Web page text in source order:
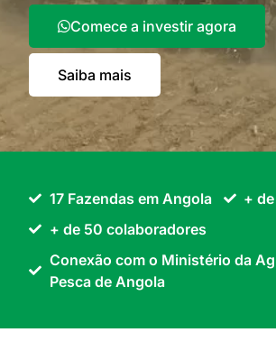
Comece a investir agora
Saiba mais
17 Fazendas em Angola
+
+ de 50 colaboradores
Conexão com o Ministério da
Pesca de Angola